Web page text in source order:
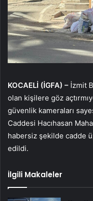
KOCAELİ (İGFA) – İzmit
olan kişilere göz
güvenlik kameraları
Caddesi Hacıhasan
habersiz şekilde cadde
edildi.
İlgili Makaleler